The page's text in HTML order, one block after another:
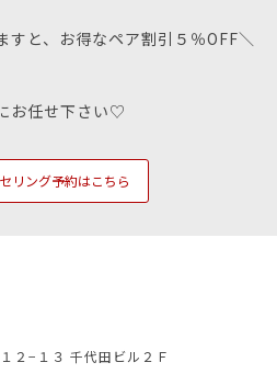
すと、お得なペア割引５％OFF＼
お任せ下さい♡
リング予約はこちら
２−１３ 千代田ビル２Ｆ